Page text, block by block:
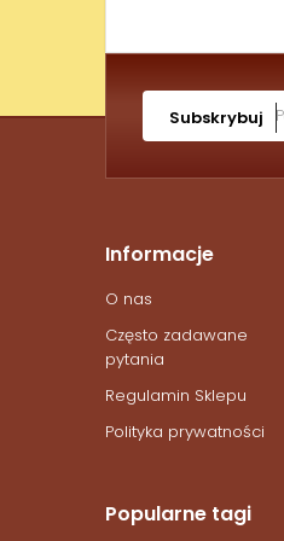
Subskrybuj
Informacje
O nas
Często zadawane
pytania
Regulamin Sklepu
Polityka prywatności
Popularne tagi